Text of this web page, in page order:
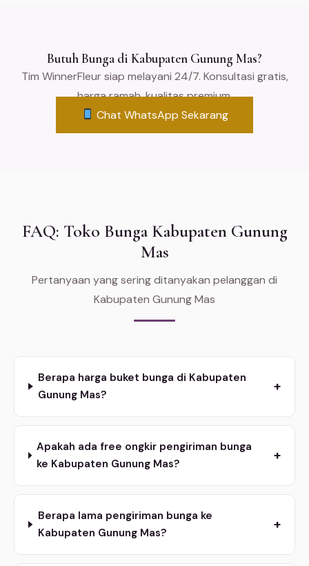
Butuh Bunga di Kabupaten Gunung Mas?
Tim WinnerFleur siap melayani 24/7. Konsultasi gratis,
harga ramah, kualitas premium.
Chat WhatsApp Sekarang
FAQ: Toko Bunga Kabupaten Gunung
Mas
Pertanyaan yang sering ditanyakan pelanggan di
Kabupaten Gunung Mas
Berapa harga buket bunga di Kabupaten
Gunung Mas?
+
Apakah ada free ongkir pengiriman bunga
ke Kabupaten Gunung Mas?
+
Berapa lama pengiriman bunga ke
Kabupaten Gunung Mas?
+